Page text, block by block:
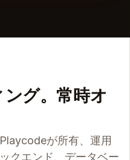
グ。常時オ
が所有、運用
クエンド、データベー